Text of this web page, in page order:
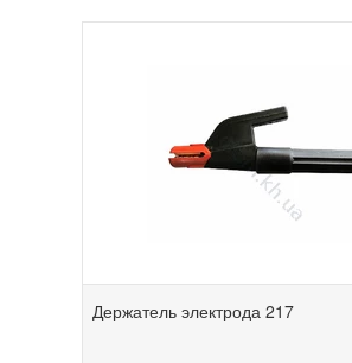
Держатель электрода 217